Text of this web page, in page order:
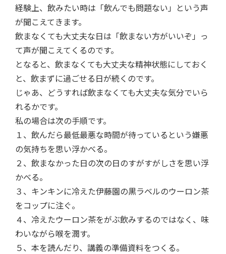
経験上、飲みたい時は「飲んでも問題ない」という声
が聞こえてきます。
飲まなくても大丈夫な日は「飲まない方がいいぞ」っ
て声が聞こえてくるのです。
となると、飲まなくても大丈夫な精神状態にしておく
と、飲まずに過ごせる日が続くのです。
じゃあ、どうすれば飲まなくても大丈夫な気分でいら
れるかです。
私の場合は次の手順です。
１、飲んだら最低最悪な時間が待っているという嫌悪
の気持ちを思い浮かべる。
２、飲まなかった日の次の日のすがすがしさを思い浮
かべる。
３、キンキンに冷えた伊藤園の黒ラベルのウーロン茶
をコップに注ぐ。
４、冷えたウーロン茶をがぶ飲みするのではなく、味
わいながら喉を潤す。
５、本を読んだり、講義の準備資料をつくる。